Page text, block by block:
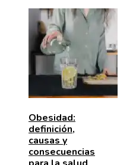
Obesidad:
definición,
causas y
consecuencias